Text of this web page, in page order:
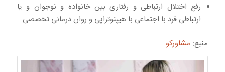
رفع اختلال ارتباطی و رفتاری بین خانواده و نوجوان و یا
ارتباطی فرد با اجتماعی با هیپنوتراپی و روان درمانی تخصصی
منبع: مشاورکو